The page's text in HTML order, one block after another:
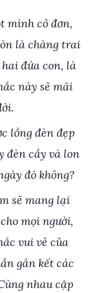
mình cô đơn,
là chàng trai
đứa con, là
này sẽ mãi
lồng đèn đẹp
đèn cầy và lon
đó không?
sẽ mang lại
mọi người,
vui vẻ của
gắn kết các
nhau cập